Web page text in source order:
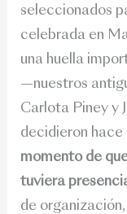
seleccionados
celebrada en
una huella
—nuestros
Carlota Piney y
decidieron hace
momento de
tuviera
de